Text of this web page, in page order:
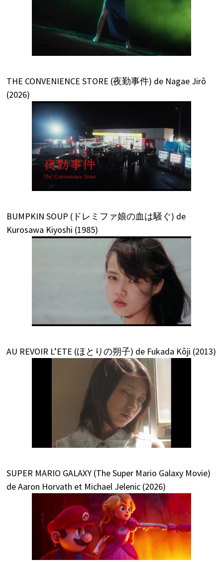
THE CONVENIENCE STORE (夜勤事件) de Nagae Jirô
(2026)
BUMPKIN SOUP (ドレミファ娘の血は騒ぐ) de
Kurosawa Kiyoshi (1985)
AU REVOIR L’ETE (ほとりの朔子) de Fukada Kôji (2013)
SUPER MARIO GALAXY (The Super Mario Galaxy Movie)
de Aaron Horvath et Michael Jelenic (2026)